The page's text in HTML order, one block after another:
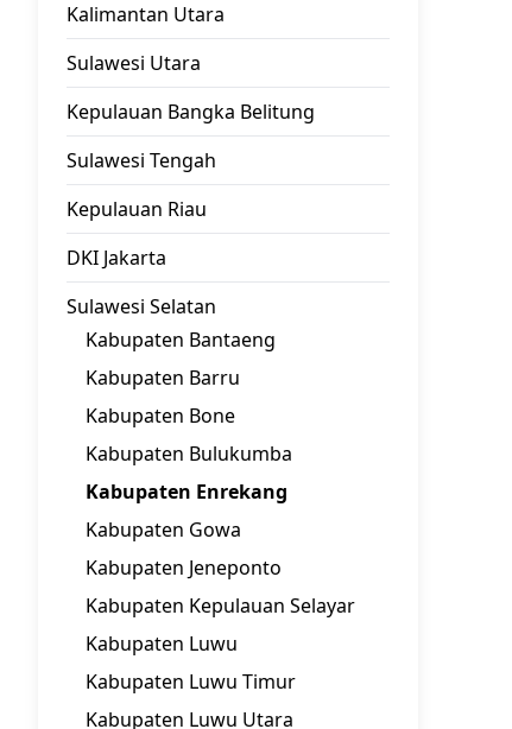
Kalimantan Utara
Sulawesi Utara
Kepulauan Bangka Belitung
Sulawesi Tengah
Kepulauan Riau
DKI Jakarta
Sulawesi Selatan
Kabupaten Bantaeng
Kabupaten Barru
Kabupaten Bone
Kabupaten Bulukumba
Kabupaten Enrekang
Kabupaten Gowa
Kabupaten Jeneponto
Kabupaten Kepulauan Selayar
Kabupaten Luwu
Kabupaten Luwu Timur
Kabupaten Luwu Utara